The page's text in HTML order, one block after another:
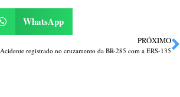
WhatsApp
PRÓXIMO
Acidente registrado no cruzamento da BR-285 com a ERS-135